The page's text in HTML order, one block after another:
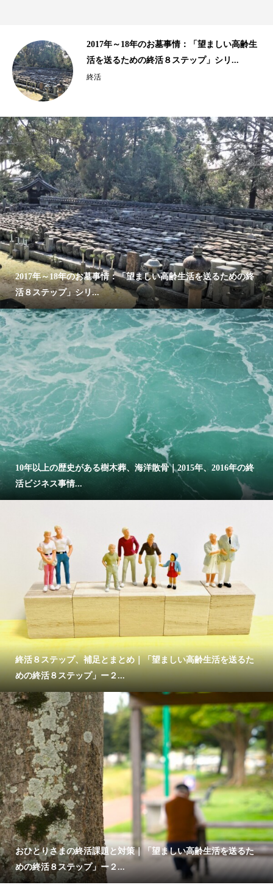
10年以上の歴史がある樹木葬、海洋散骨｜
2015年、2016年の終活ビジネス事情...
終活
2017年～18年のお墓事情：「望ましい高齢生活を送るための終
活８ステップ」シリ...
10年以上の歴史がある樹木葬、海洋散骨｜2015年、2016年の終
活ビジネス事情...
終活８ステップ、補足とまとめ｜「望ましい高齢生活を送るた
めの終活８ステップ」ー２...
おひとりさまの終活課題と対策｜「望ましい高齢生活を送るた
めの終活８ステップ」ー２...